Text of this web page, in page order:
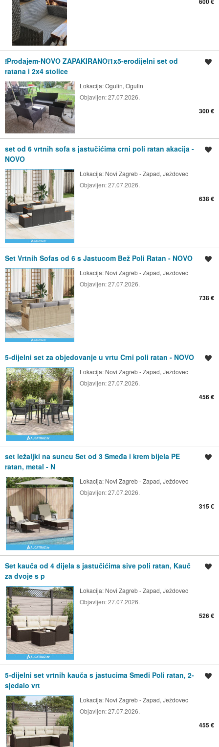
❕️Prodajem-NOVO ZAPAKIRANO❕️1x5-erodijelni set od
ratana i 2x4 stolice
Lokacija:Ogulin, Ogulin
Objavljen:27.07.2026.
300 €
set od 6 vrtnih sofa s jastučićima crni poli ratan akacija -
NOVO
Lokacija: Novi Zagreb - Zapad, Ježdovec
Objavljen:27.07.2026.
638 €
Set Vrtnih Sofas od 6 s Jastucom Bež Poli Ratan - NOVO
Lokacija: Novi Zagreb - Zapad, Ježdovec
Objavljen:27.07.2026.
738 €
5-dijelni set za objedovanje u vrtu Crni poli ratan - NOVO
Lokacija: Novi Zagreb - Zapad, Ježdovec
Objavljen:27.07.2026.
456 €
set ležaljki na suncu Set od 3 Smeđa i krem bijela PE
ratan, metal - N
Lokacija: Novi Zagreb - Zapad, Ježdovec
Objavljen:27.07.2026.
315 €
Set kauča od 4 dijela s jastučićima sive poli ratan, Kauč
za dvoje s p
Lokacija: Novi Zagreb - Zapad, Ježdovec
Objavljen:27.07.2026.
526 €
5-dijelni set vrtnih kauča s jastucima Smeđi Poli ratan, 2-
sjedalo vrt
Lokacija: Novi Zagreb - Zapad, Ježdovec
Objavljen:27.07.2026.
455 €